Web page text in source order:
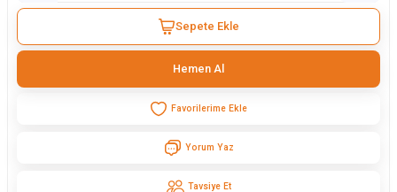
Sepete Ekle
Hemen Al
Yorum Yaz
Tavsiye Et